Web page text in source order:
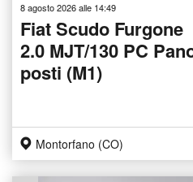
8 agosto 2026 alle 14:49
Fiat Scudo Furgone
2.0 MJT/130 PC
posti (M1)
Montorfano (CO)